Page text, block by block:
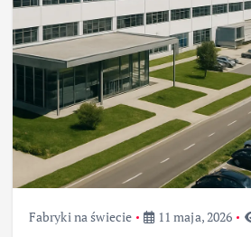
Fabryki na świecie 11 maja, 2026